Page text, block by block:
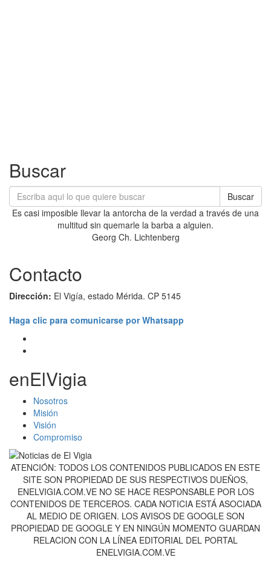
Buscar
Buscar
Es casi imposible llevar la antorcha de la verdad a través de una
multitud sin quemarle la barba a alguien.
Georg Ch. Lichtenberg
Contacto
Dirección: El Vigía, estado Mérida. CP 5145
Haga clic para comunicarse por Whatsapp
enElVigia
Nosotros
Misión
Visión
Compromiso
ATENCIÓN: TODOS LOS CONTENIDOS PUBLICADOS EN ESTE
SITE SON PROPIEDAD DE SUS RESPECTIVOS DUEÑOS,
ENELVIGIA.COM.VE NO SE HACE RESPONSABLE POR LOS
CONTENIDOS DE TERCEROS. CADA NOTICIA ESTÁ ASOCIADA
AL MEDIO DE ORIGEN. LOS AVISOS DE GOOGLE SON
PROPIEDAD DE GOOGLE Y EN NINGÚN MOMENTO GUARDAN
RELACION CON LA LÍNEA EDITORIAL DEL PORTAL
ENELVIGIA.COM.VE